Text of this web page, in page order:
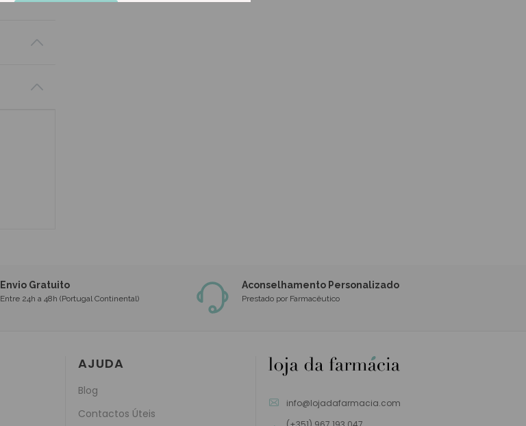
Envio Gratuito
Entre 24h a 48h (Portugal Continental)
Aconselhamento Personalizado
Prestado por Farmacêutico
AJUDA
Blog
Contactos Úteis
info@lojadafarmacia.com